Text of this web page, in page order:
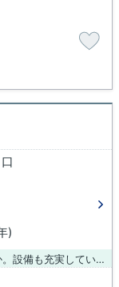
)
ご好評の築浅物件で優雅な生活をおくりませんか。設備も充実していて住みやすい、魅力が詰まったアパートです。当社はあま市に密着しており、多種多様な賃貸住宅情報をお取り扱いしております。ご希望の条件がございましたら、当社へお問い合わせ下さい。